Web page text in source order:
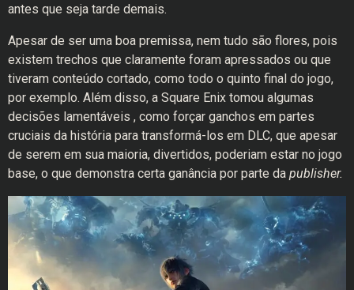
antes que seja tarde demais.
Apesar de ser uma boa premissa, nem tudo são flores, pois
existem trechos que claramente foram apressados ou que
tiveram conteúdo cortado, como todo o quinto final do jogo,
por exemplo. Além disso, a Square Enix tomou algumas
decisões lamentáveis , como forçar ganchos em partes
cruciais da história para transformá-los em DLC, que apesar
de serem em sua maioria, divertidos, poderiam estar no jogo
base, o que demonstra certa ganância por parte da publisher.